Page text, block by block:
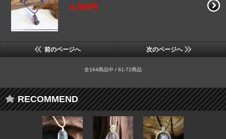
4,760円
前のページへ 次のページへ
全164商品中 / 61-72商品
RECOMMEND